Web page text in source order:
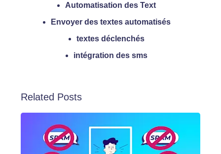
Automatisation des Text
Envoyer des textes automatisés
textes déclenchés
intégration des sms
Related Posts